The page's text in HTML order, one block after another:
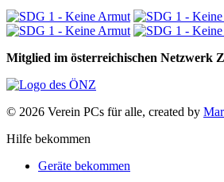
Mitglied im österreichischen Netzwerk
© 2026 Verein PCs für alle, created by
Hilfe bekommen
Geräte bekommen